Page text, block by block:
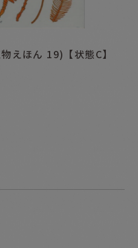
えほん 19)【状態C】